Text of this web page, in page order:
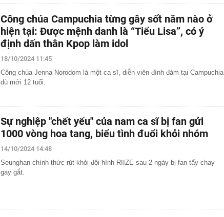
Công chúa Campuchia từng gây sốt năm nào ở
hiện tại: Được mệnh danh là “Tiểu Lisa”, có ý
định dấn thân Kpop làm idol
18/10/2024 11:45
Công chúa Jenna Norodom là một ca sĩ, diễn viên đình đám tại Campuchia
dù mới 12 tuổi.
Sự nghiệp "chết yểu" của nam ca sĩ bị fan gửi
1000 vòng hoa tang, biểu tình đuổi khỏi nhóm
14/10/2024 14:48
Seunghan chính thức rút khỏi đội hình RIIZE sau 2 ngày bị fan tẩy chay
gay gắt.